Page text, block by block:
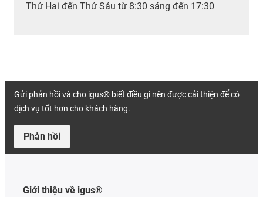
Thứ Hai đến Thứ Sáu từ 8:30 sáng đến 17:30
Gửi phản hồi và cho igus® biết điều gì nên được cải thiện để có
dịch vụ tốt hơn cho khách hàng.
Phản hồi
Giới thiệu về igus®